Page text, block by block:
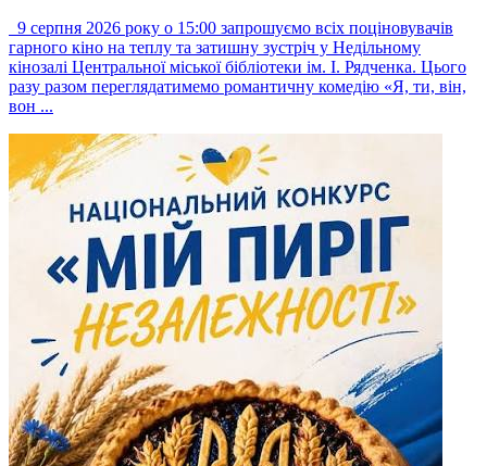
9 серпня 2026 року о 15:00 запрошуємо всіх поціновувачів
гарного кіно на теплу та затишну зустріч у Недільному
кінозалі Центральної міської бібліотеки ім. І. Рядченка. Цього
разу разом переглядатимемо романтичну комедію «Я, ти, він,
вон ...